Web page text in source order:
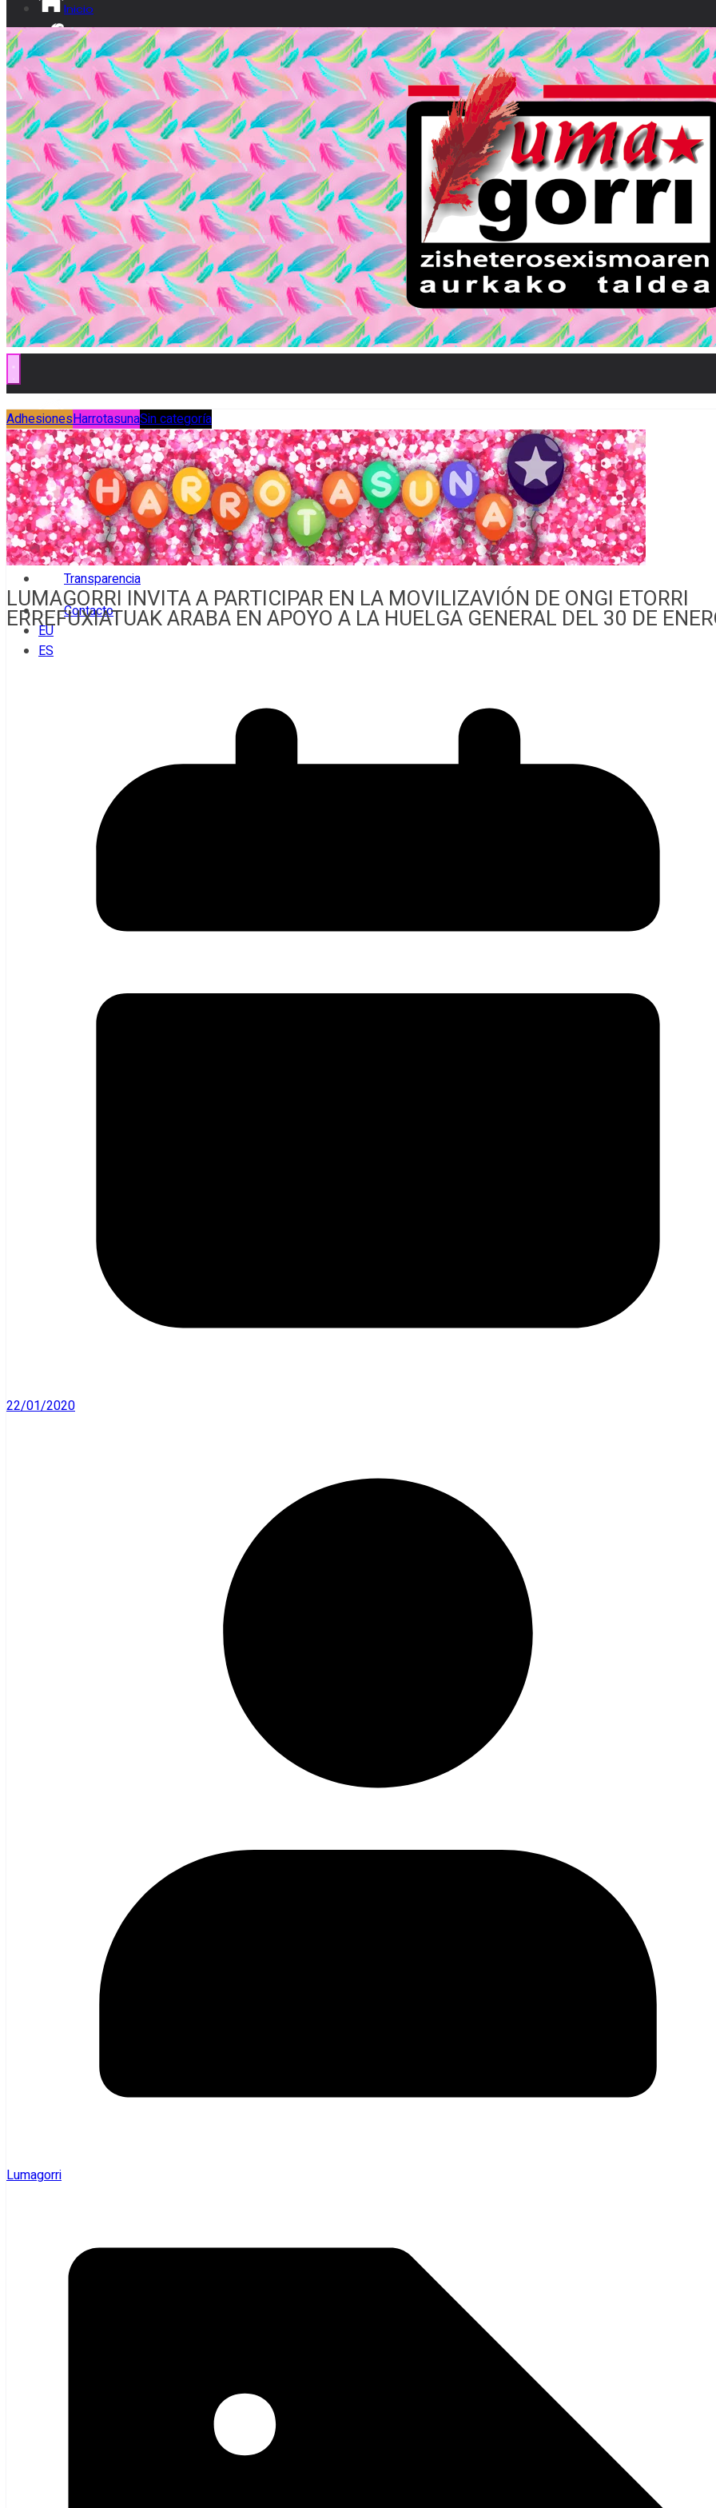
Inicio
¡Sé lumita!
Ikusgune
Vídeos
Documental
Transparencia
Contacto
EU
ES
Inicio
¡Sé lumita!
Ikusgune
Vídeos
Documental
Transparencia
Contacto
EU
ES
AdhesionesHarrotasunaSin categoría
LUMAGORRI INVITA A PARTICIPAR EN LA MOVILIZAVIÓN DE ONGI ETORRI
ERREFUXIATUAK ARABA EN APOYO A LA HUELGA GENERAL DEL 30 DE
22/01/2020
Lumagorri